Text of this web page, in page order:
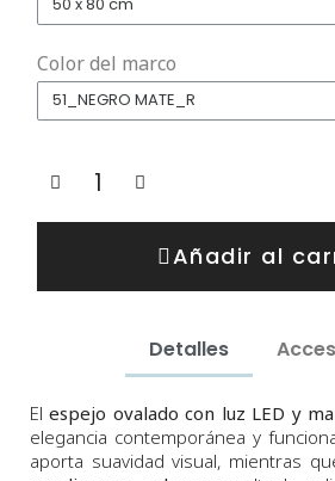
Color del marco
Añadir al
Detalles
Elespejo ovalado con luz LED y
elegancia contemporánea y
aporta suavidad visual, mientras